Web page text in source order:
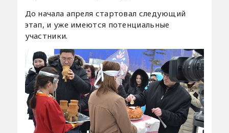
До начала апреля стартовал следующий
этап, и уже имеются потенциальные
участники.